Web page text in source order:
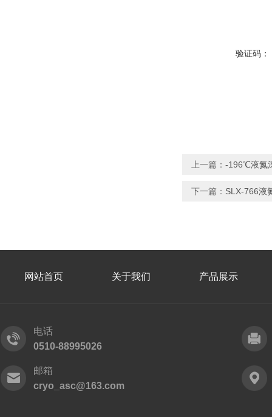
验证码：
上一篇： -196℃液氮
下一篇： SLX-766液
网站首页 关于我们 产品展示
电话
0510-88995026
邮箱
cryo_asc@163.com